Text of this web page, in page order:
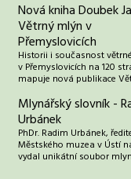
Nová kniha Doubek
Větrný mlýn v
Přemyslovicích
Historii i současnost
v Přemyslovicích na 120
mapuje nová publikace
Mlynářský slovník -
Urbánek
PhDr. Radim Urbánek,
Městského muzea v Ústí
vydal unikátní soubor